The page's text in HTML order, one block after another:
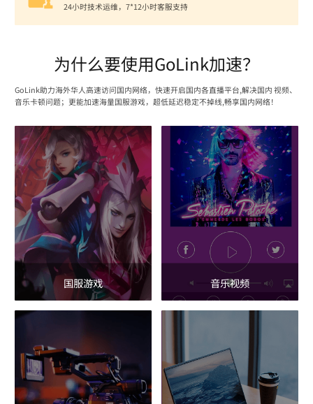
24小时技术运维，7*12小时客服支持
为什么要使用GoLink加速？
GoLink助力海外华人高速访问国内网络，快速开启国内各直播平台,解决国内 视频、
音乐卡顿问题；更能加速海量国服游戏，超低延迟稳定不掉线,畅享国内网络！
国服游戏 音乐视频